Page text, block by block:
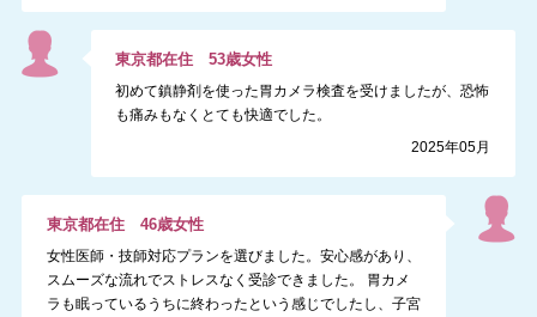
東京都在住53歳女性
初めて鎮静剤を使った胃カメラ検査を受けましたが、恐怖
も痛みもなくとても快適でした。
2025年05月
東京都在住 46歳女性
女性医師・技師対応プランを選びました。安心感があり、
スムーズな流れでストレスなく受診できました。 胃カメ
ラも眠っているうちに終わったという感じでしたし、子宮